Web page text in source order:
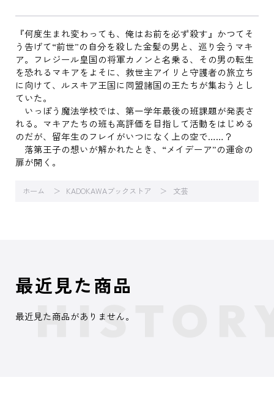
『何度生まれ変わっても、俺はお前を必ず殺す』かつてそ
う告げて“前世”の自分を殺した金髪の男と、巡り会うマキ
ア。フレジール皇国の将軍カノンと名乗る、その男の転生
を恐れるマキアをよそに、救世主アイリと守護者の旅立ち
に向けて、ルスキア王国に同盟諸国の王たちが集おうとし
ていた。
いっぽう魔法学校では、第一学年最後の班課題が発表さ
れる。マキアたちの班も高評価を目指して活動をはじめる
のだが、留年生のフレイがいつになく上の空で……？
落第王子の想いが解かれたとき、“メイデーア”の運命の
扉が開く。
ホーム KADOKAWAブックストア 文芸
最近見た商品
最近見た商品がありません。